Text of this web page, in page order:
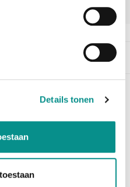
Details tonen
is de perfecte
uitlenen en
van de iMac Security
de meeste iMac's,